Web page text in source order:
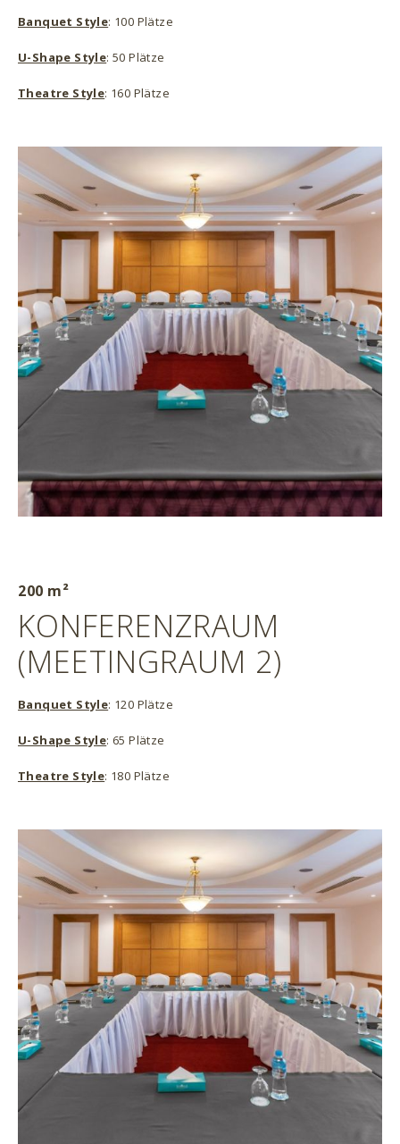
Banquet Style: 100 Plätze
U-Shape Style: 50 Plätze
Theatre Style: 160 Plätze
200 m²
KONFERENZRAUM
(MEETINGRAUM 2)
Banquet Style: 120 Plätze
U-Shape Style: 65 Plätze
Theatre Style: 180 Plätze